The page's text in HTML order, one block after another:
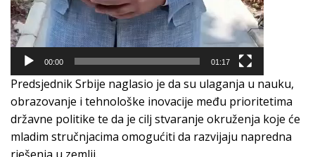
00:00 01:17
Predsjednik Srbije naglasio je da su ulaganja u nauku,
obrazovanje i tehnološke inovacije među prioritetima
državne politike te da je cilj stvaranje okruženja koje će
mladim stručnjacima omogućiti da razvijaju napredna